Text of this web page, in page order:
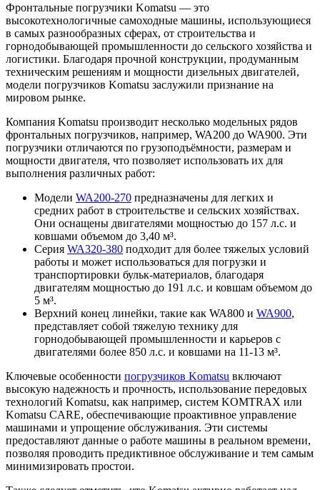
Фронтальные погрузчики Komatsu — это
высокотехнологичные самоходные машины, использующиеся
в самых разнообразных сферах, от строительства и
горнодобывающей промышленности до сельского хозяйства и
логистики. Благодаря прочной конструкции, продуманным
техническим решениям и мощности дизельных двигателей,
модели погрузчиков Komatsu заслужили признание на
мировом рынке.
Компания Komatsu производит несколько модельных рядов
фронтальных погрузчиков, например, WA200 до WA900. Эти
погрузчики отличаются по грузоподъёмности, размерам и
мощности двигателя, что позволяет использовать их для
выполнения различных работ:
Модели WA200-270 предназначены для легких и
средних работ в строительстве и сельских хозяйствах.
Они оснащены двигателями мощностью до 157 л.с. и
ковшами объемом до 3,40 м³.
Серия WA320-380 подходит для более тяжелых условий
работы и может использоваться для погрузки и
транспортировки бульк-материалов, благодаря
двигателям мощностью до 191 л.с. и ковшам объемом до
5 м³.
Верхний конец линейки, такие как WA800 и WA900,
представляет собой тяжелую технику для
горнодобывающей промышленности и карьеров с
двигателями более 850 л.с. и ковшами на 11-13 м³.
Ключевые особенности погрузчиков Komatsu включают
высокую надежность и прочность, использование передовых
технологий Komatsu, как например, систем KOMTRAX или
Komatsu CARE, обеспечивающие проактивное управление
машинами и упрощение обслуживания. Эти системы
предоставляют данные о работе машины в реальном времени,
позволяя проводить предиктивное обслуживание и тем самым
минимизировать простои.